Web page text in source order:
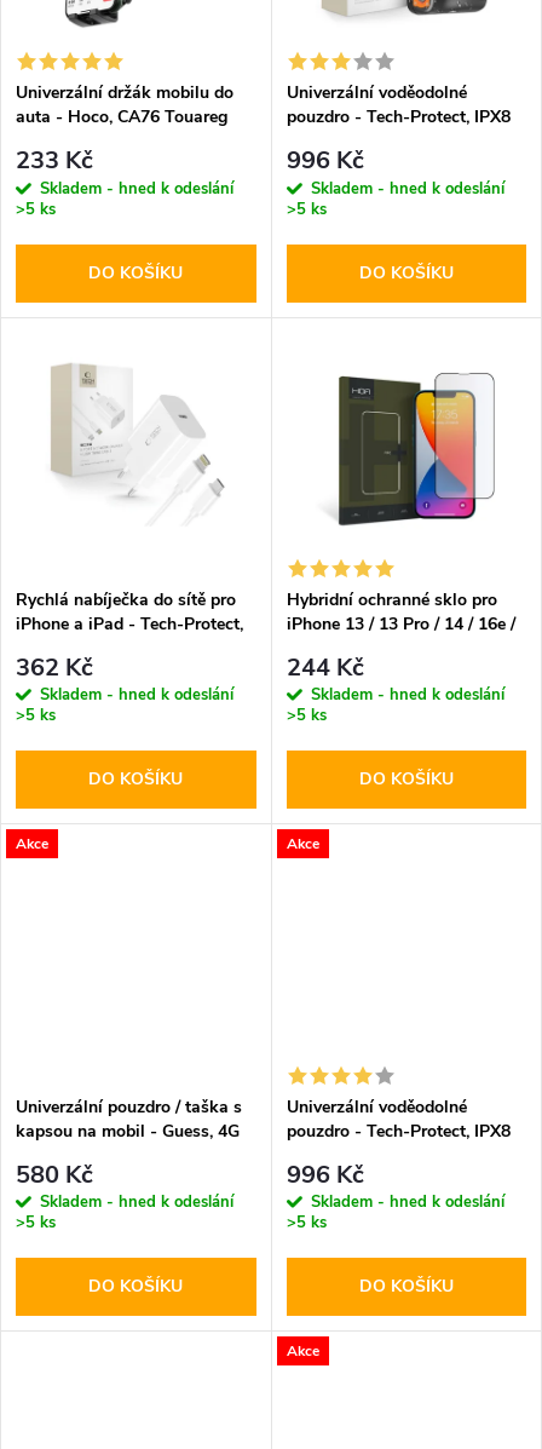
í
p
r
o
d
s
p
r
o
d
Univerzální držák mobilu do
auta - Hoco, CA76 Touareg
233 Kč
Skladem - hned k odeslání
>5 ks
DO KOŠÍKU
Univerzální voděodolné
pouzdro - Tech-Protect, IPX8
Orange
996 Kč
Skladem - hned k odeslání
>5 ks
DO KOŠÍKU
Rychlá nabíječka do sítě pro
iPhone a iPad - Tech-Protect,
362 Kč
Skladem - hned k odeslání
>5 ks
DO KOŠÍKU
Hybridní ochranné sklo pro
iPhone 13 / 13 Pro / 14 / 16e /
244 Kč
Skladem - hned k odeslání
>5 ks
DO KOŠÍKU
Akce
Univerzální pouzdro / taška s
kapsou na mobil - Guess, 4G
580 Kč
Skladem - hned k odeslání
>5 ks
DO KOŠÍKU
Akce
Univerzální voděodolné
pouzdro - Tech-Protect, IPX8
996 Kč
Skladem - hned k odeslání
>5 ks
DO KOŠÍKU
Akce